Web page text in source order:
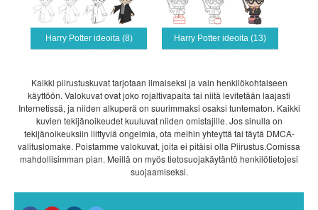
Harry Potter ideoita (8) Harry Potter ideoita (13)
Kaikki piirustuskuvat tarjotaan ilmaiseksi ja vain henkilökohtaiseen
käyttöön. Valokuvat ovat joko rojaltivapaita tai niitä levitetään laajasti
Internetissä, ja niiden alkuperä on suurimmaksi osaksi tuntematon. Kaikki
kuvien tekijänoikeudet kuuluvat niiden omistajille. Jos sinulla on
tekijänoikeuksiin liittyviä ongelmia, ota meihin yhteyttä tai täytä DMCA-
valituslomake. Poistamme valokuvat, joita ei pitäisi olla Piirustus.Comissa
mahdollisimman pian. Meillä on myös tietosuojakäytäntö henkilötietojesi
suojaamiseksi.